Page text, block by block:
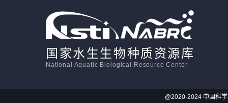
国家水生生物种质资源库
National Aquatic Biological Resource Center
@2020-2024 中国科